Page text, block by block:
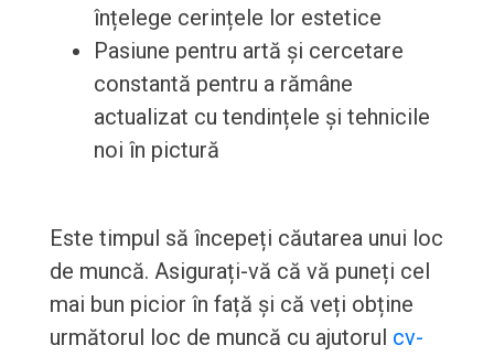
înțelege cerințele lor estetice
Pasiune pentru artă și cercetare
constantă pentru a rămâne
actualizat cu tendințele și tehnicile
noi în pictură
Este timpul să începeți căutarea unui loc
de muncă. Asigurați-vă că vă puneți cel
mai bun picior în față și că veți obține
următorul loc de muncă cu ajutorul cv-